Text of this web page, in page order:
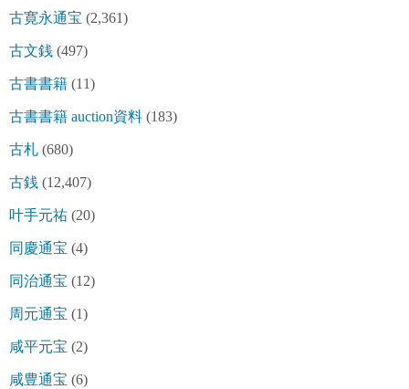
古寛永通宝 (2,361)
古文銭 (497)
古書書籍 (11)
古書書籍 auction資料 (183)
古札 (680)
古銭 (12,407)
叶手元祐 (20)
同慶通宝 (4)
同治通宝 (12)
周元通宝 (1)
咸平元宝 (2)
咸豊通宝 (6)